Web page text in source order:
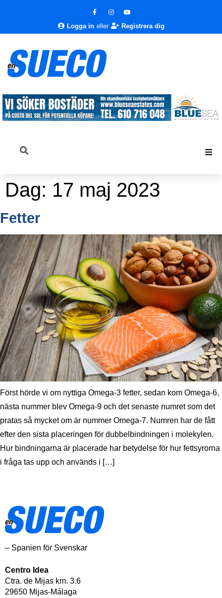
Logga in eller Registrera dig
Dag: 17 maj 2023
Fetter
Först hörde vi om nyttiga Omega-3 fetter, sedan kom Omega-6,
nästa nummer blev Omega-9 och det senaste numret som det
pratas så mycket om är nummer Omega-7. Numren har de fått
efter den sista placeringen för dubbelbindningen i molekylen.
Hur bindningarna är placerade har betydelse för hur fettsyrorna
i fråga tas upp och används i […]
– Spanien för Svenskar
Centro Idea
Ctra. de Mijas km. 3.6
29650 Mijas-Málaga